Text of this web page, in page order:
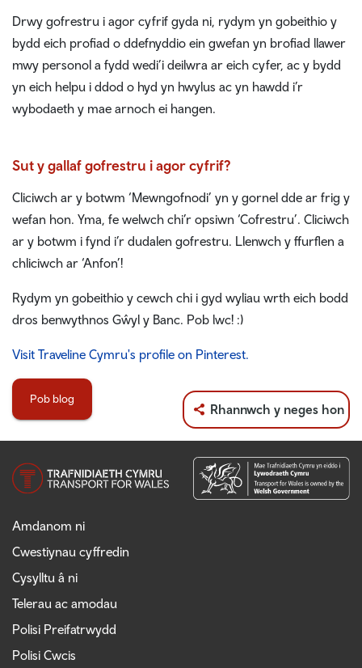
Drwy gofrestru i agor cyfrif gyda ni, rydym yn gobeithio y
bydd eich profiad o ddefnyddio ein gwefan yn brofiad llawer
mwy personol a fydd wedi’i deilwra ar eich cyfer, ac y bydd
yn eich helpu i ddod o hyd yn hwylus ac yn hawdd i’r
wybodaeth y mae arnoch ei hangen.
Sut y gallaf gofrestru i agor cyfrif?
Cliciwch ar y botwm ‘Mewngofnodi’ yn y gornel dde ar frig y
wefan hon. Yma, fe welwch chi’r opsiwn ‘Cofrestru’. Cliciwch
ar y botwm i fynd i’r dudalen gofrestru. Llenwch y ffurflen a
chliciwch ar ‘Anfon’!
Rydym yn gobeithio y cewch chi i gyd wyliau wrth eich bodd
dros benwythnos Gŵyl y Banc. Pob lwc! :)
Visit Traveline Cymru's profile on Pinterest.
Pob blog
Rhannwch y neges hon
Amdanom ni
Cwestiynau cyffredin
Cysylltu â ni
Telerau ac amodau
Polisi Preifatrwydd
Polisi Cwcis